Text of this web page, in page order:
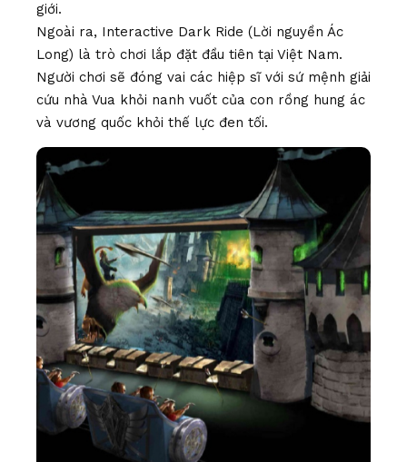
giới.
Ngoài ra, Interactive Dark Ride (Lời nguyền Ác
Long) là trò chơi lắp đặt đầu tiên tại Việt Nam.
Người chơi sẽ đóng vai các hiệp sĩ với sứ mệnh giải
cứu nhà Vua khỏi nanh vuốt của con rồng hung ác
và vương quốc khỏi thế lực đen tối.